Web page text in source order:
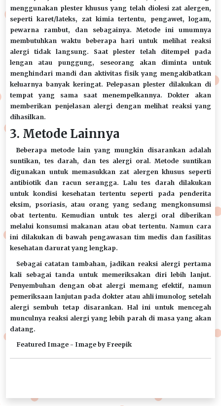
menggunakan plester khusus yang telah diolesi zat alergen,
seperti karet/lateks, zat kimia tertentu, pengawet, logam,
pewarna rambut, dan sebagainya. Metode ini umumnya
membutuhkan waktu beberapa hari untuk melihat reaksi
alergi tidak langsung. Saat plester telah ditempel pada
lengan atau punggung, seseorang akan diminta untuk
menghindari mandi dan aktivitas fisik yang mengakibatkan
keluarnya banyak keringat. Pelepasan plester dilakukan di
tempat yang sama saat menempelkannya. Dokter akan
memberikan penjelasan alergi dengan melihat reaksi yang
dihasilkan.
3. Metode Lainnya
Beberapa metode lain yang mungkin disarankan adalah
suntikan, tes darah, dan tes alergi oral. Metode suntikan
digunakan untuk memasukkan zat alergen khusus seperti
antibiotik dan racun serangga. Lalu tes darah dilakukan
untuk kondisi kesehatan tertentu seperti pada penderita
eksim, psoriasis, atau orang yang sedang mengkonsumsi
obat tertentu. Kemudian untuk tes alergi oral diberikan
melalui konsumsi makanan atau obat tertentu. Namun cara
ini dilakukan di bawah pengawasan tim medis dan fasilitas
kesehatan darurat yang lengkap.
Sebagai catatan tambahan, jadikan reaksi alergi pertama
kali sebagai tanda untuk memeriksakan diri lebih lanjut.
Penyembuhan dengan obat alergi memang efektif, namun
pemeriksaan lanjutan pada dokter atau ahli imunolog setelah
alergi sembuh tetap disarankan. Hal ini untuk mencegah
munculnya reaksi alergi yang lebih parah di masa yang akan
datang.
Featured Image - Image by Freepik